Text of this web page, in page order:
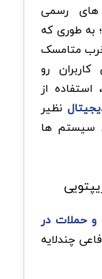
های رسمی
به طوری که
متامسک
رو
از
نظیر
سیستم ها
و حملات در
چندلایه